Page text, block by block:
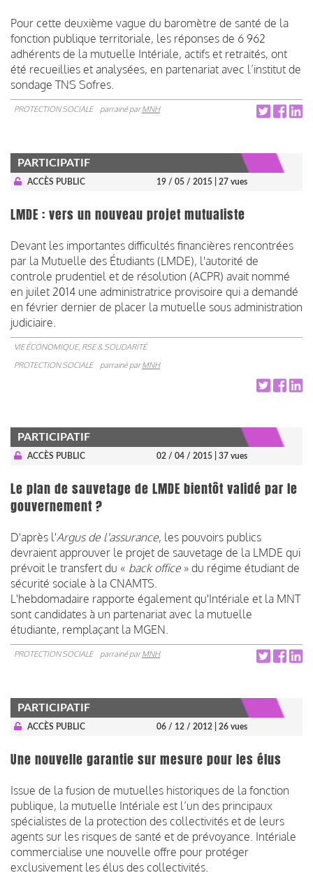
Pour cette deuxième vague du baromètre de santé de la
fonction publique territoriale, les réponses de 6 962
adhérents de la mutuelle Intériale, actifs et retraités, ont
été recueillies et analysées, en partenariat avec l’institut de
sondage TNS Sofres.
PROTECTION SOCIALE parrainé parMNH
PARTICIPATIF
ACCÈS PUBLIC 19 / 05 / 2015 | 27 vues
LMDE : vers un nouveau projet mutualiste
Devant les importantes difficultés financières rencontrées
par la Mutuelle des Étudiants (LMDE), l'autorité de
controle prudentiel et de résolution (ACPR) avait nommé
en juilet 2014 une administratrice provisoire qui a demandé
en février dernier de placer la mutuelle sous administration
judiciaire.
VIE ÉCONOMIQUE, RSE & SOLIDARITÉ
PROTECTION SOCIALE
parrainé parMNH
PARTICIPATIF
ACCÈS PUBLIC 02 / 04 / 2015 | 37 vues
Le plan de sauvetage de LMDE bientôt validé par le
gouvernement ?
D'après l'Argus de l'assurance, les pouvoirs publics
devraient approuver le projet de sauvetage de la LMDE qui
prévoit le transfert du « back office » du régime étudiant de
sécurité sociale à la CNAMTS.
L'hebdomadaire rapporte également qu'Intériale et la MNT
sont candidates à un partenariat avec la mutuelle
étudiante, remplaçant la MGEN.
PROTECTION SOCIALE parrainé parMNH
PARTICIPATIF
ACCÈS PUBLIC 06 / 12 / 2012 | 26 vues
Une nouvelle garantie sur mesure pour les élus
Issue de la fusion de mutuelles historiques de la fonction
publique, la mutuelle Intériale est l’un des principaux
spécialistes de la protection des collectivités et de leurs
agents sur les risques de santé et de prévoyance. Intériale
commercialise une nouvelle offre pour protéger
exclusivement les élus des collectivités.